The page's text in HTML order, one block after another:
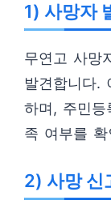
1) 사망자
무연고 사망
발견합니다.
하며, 주민
족 여부를 확
2) 사망 신